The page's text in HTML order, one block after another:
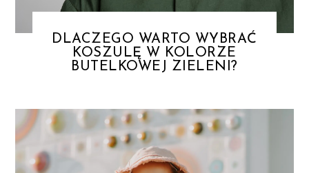
DLACZEGO WARTO WYBRAĆ
KOSZULĘ W KOLORZE
BUTELKOWEJ ZIELENI?